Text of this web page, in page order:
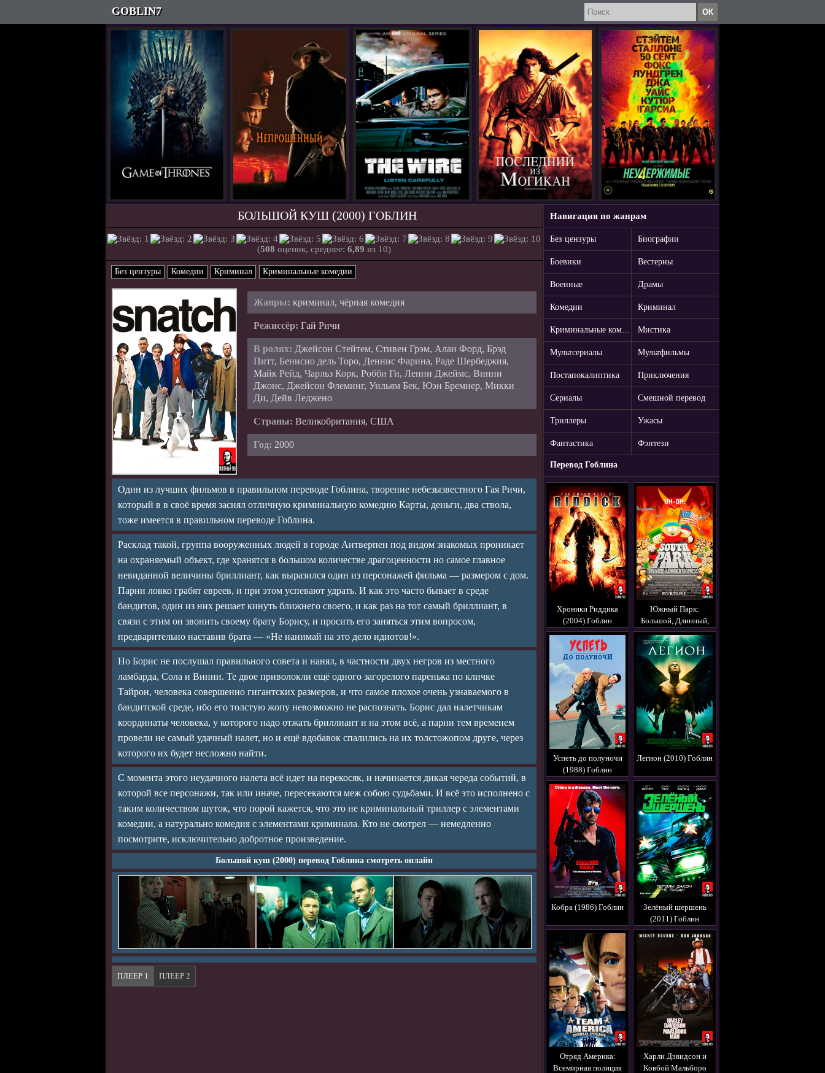
GOBLIN7
Навигация по жанрам
Без цензуры Биографии
Боевики Вестерны
Военные Драмы
Комедии Криминал
Криминальные комедии Мистика
Мультсериалы Мультфильмы
Постапокалиптика Приключения
Сериалы Смешной перевод
Триллеры Ужасы
Фантастика Фэнтези
Перевод Гоблина
Хроники Риддика
(2004) Гоблин
Южный Парк:
Большой, Длинный,
Необрезанный (1999)
Гоблин
Успеть до полуночи
(1988) Гоблин
Легион (2010) Гоблин
Кобра (1986) Гоблин
Зелёный шершень
(2011) Гоблин
Отряд Америка:
Всемирная полиция
Харли Дэвидсон и
Ковбой Мальборо
БОЛЬШОЙ КУШ (2000) ГОБЛИН
(508 оценок, среднее: 6,89 из 10)
Без цензуры Комедии Криминал Криминальные комедии
Жанры: криминал, чёрная комедия
Режиссёр: Гай Ричи
В ролях: Джейсон Стейтем, Стивен Грэм, Алан Форд, Брэд
Питт, Бенисио дель Торо, Деннис Фарина, Раде Шербеджия,
Майк Рейд, Чарльз Корк, Робби Ги, Ленни Джеймс, Винни
Джонс, Джейсон Флеминг, Уильям Бек, Юэн Бремнер, Микки
Ди, Дейв Леджено
Страны: Великобритания, США
Год: 2000
Один из лучших фильмов в правильном переводе Гоблина, творение небезызвестного Гая Ричи,
который в в своё время заснял отличную криминальную комедию Карты, деньги, два ствола,
тоже имеется в правильном переводе Гоблина.
Расклад такой, группа вооруженных людей в городе Антверпен под видом знакомых проникает
на охраняемый объект, где хранятся в большом количестве драгоценности но самое главное
невиданной величины бриллиант, как выразился один из персонажей фильма — размером с дом.
Парни ловко грабят евреев, и при этом успевают удрать. И как это часто бывает в среде
бандитов, один из них решает кинуть ближнего своего, и как раз на тот самый бриллиант, в
связи с этим он звонить своему брату Борису, и просить его заняться этим вопросом,
предварительно наставив брата — «Не нанимай на это дело идиотов!».
Но Борис не послушал правильного совета и нанял, в частности двух негров из местного
ламбарда, Сола и Винни. Те двое приволокли ещё одного загорелого паренька по кличке
Тайрон, человека совершенно гигантских размеров, и что самое плохое очень узнаваемого в
бандитской среде, ибо его толстую жопу невозможно не распознать. Борис дал налетчикам
координаты человека, у которого надо отжать бриллиант и на этом всё, а парни тем временем
провели не самый удачный налет, но и ещё вдобавок спалились на их толстожопом друге, через
которого их будет несложно найти.
С момента этого неудачного налета всё идет на перекосяк, и начинается дикая череда событий, в
которой все персонажи, так или иначе, пересекаются меж собою судьбами. И всё это исполнено с
таким количеством шуток, что порой кажется, что это не криминальный триллер с элементами
комедии, а натурально комедия с элементами криминала. Кто не смотрел — немедленно
посмотрите, исключительно добротное произведение.
Большой куш (2000) перевод Гоблина смотреть онлайн
ПЛЕЕР 1 ПЛЕЕР 2